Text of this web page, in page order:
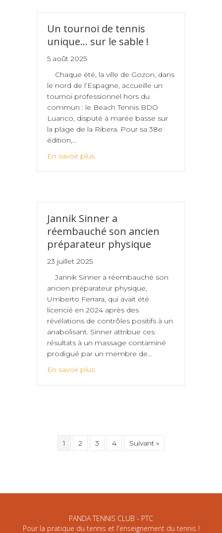
Un tournoi de tennis
unique… sur le sable !
5 août 2025
Chaque été, la ville de Gozon, dans
le nord de l’Espagne, accueille un
tournoi professionnel hors du
commun : le Beach Tennis BDO
Luanco, disputé à marée basse sur
la plage de la Ribera. Pour sa 38e
édition,…
En savoir plus
Jannik Sinner a
réembauché son ancien
préparateur physique
23 juillet 2025
Jannik Sinner a réembauché son
ancien préparateur physique,
Umberto Ferrara, qui avait été
licencié en 2024 après des
révélations de contrôles positifs à un
anabolisant. Sinner attribue ces
résultats à un massage contaminé
prodigué par un membre de…
En savoir plus
1 2 3 4 Suivant »
PANDA TENNIS CLUB - PTC
Pour la pratique du tennis et l'enseignement du tennis !